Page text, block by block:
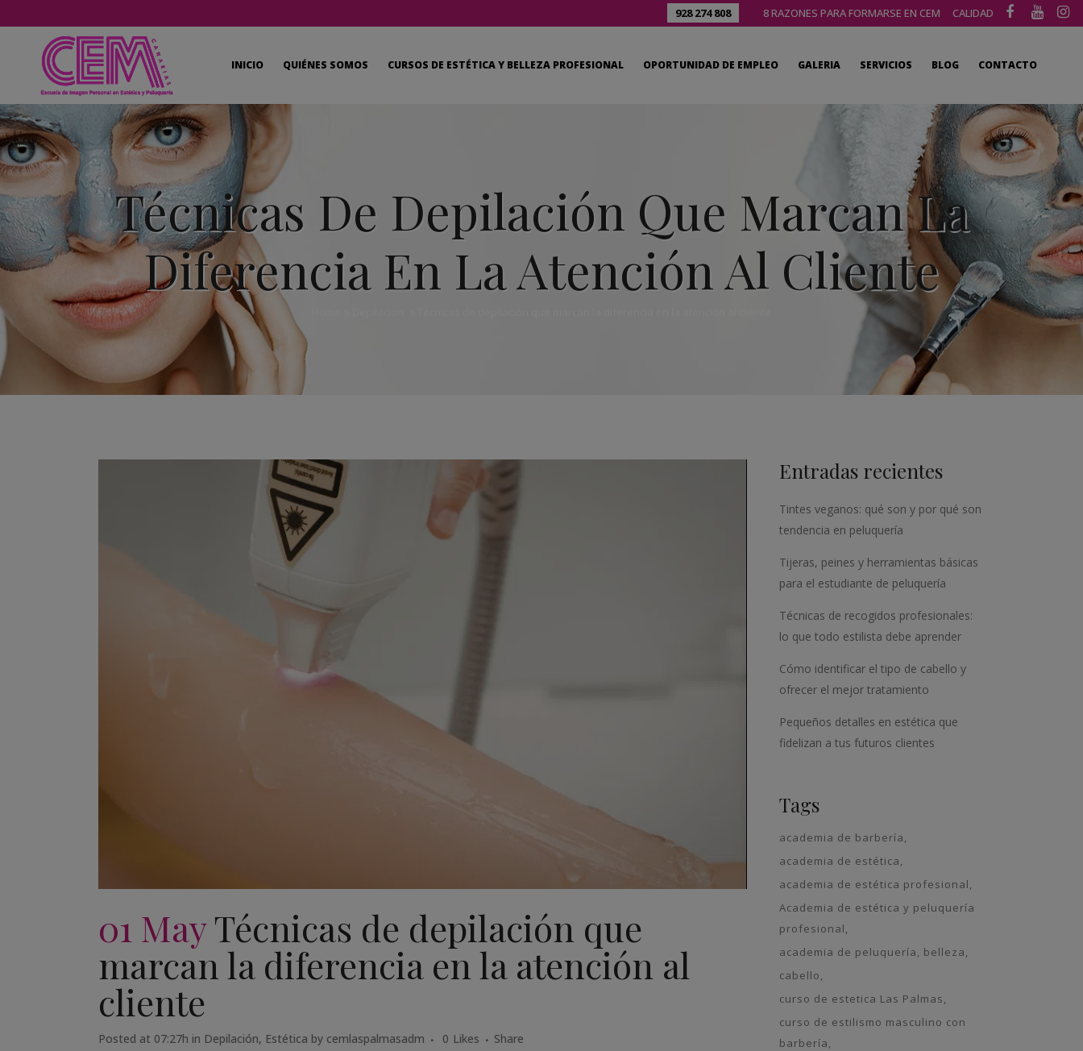
928 274 808 8 RAZONES PARA FORMARSE EN CEM CALIDAD
INICIO QUIÉNES SOMOS CURSOS DE ESTÉTICA Y BELLEZA PROFESIONAL OPORTUNIDAD DE EMPLEO GALERIA SERVICIOS BLOG CONTACTO
Técnicas De Depilación Que Marcan La
Diferencia En La Atención Al Cliente
01 MayTécnicas de depilación que
marcan la diferencia en la atención al
cliente
Posted at 07:27h in Depilación, Estética by cemlaspalmasadm 0 Likes Share
Entradas recientes
Tintes veganos: qué son y por qué son
tendencia en peluquería
Tijeras, peines y herramientas básicas
para el estudiante de peluquería
Técnicas de recogidos profesionales:
lo que todo estilista debe aprender
Cómo identificar el tipo de cabello y
ofrecer el mejor tratamiento
Pequeños detalles en estética que
fidelizan a tus futuros clientes
Tags
academia de barbería
academia de estética
academia de estética profesional
Academia de estética y peluquería
profesional
academia de peluquería
belleza
cabello
curso de estetica Las Palmas
curso de estilismo masculino con
barbería